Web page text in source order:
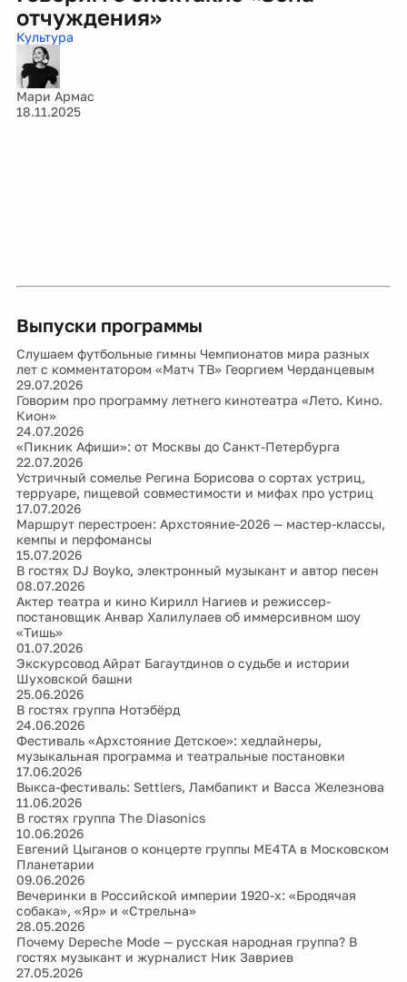
отчуждения»
Культура
Мари Армас
18.11.2025
Выпуски программы
Слушаем футбольные гимны Чемпионатов мира разных
лет с комментатором «Матч ТВ» Георгием Черданцевым
29.07.2026
Говорим про программу летнего кинотеатра «Лето. Кино.
Кион»
24.07.2026
«Пикник Афиши»: от Москвы до Санкт-Петербурга
22.07.2026
Устричный сомелье Регина Борисова о сортах устриц,
терруаре, пищевой совместимости и мифах про устриц
17.07.2026
Маршрут перестроен: Архстояние-2026 — мастер-классы,
кемпы и перфомансы
15.07.2026
В гостях DJ Boyko, электронный музыкант и автор песен
08.07.2026
Актер театра и кино Кирилл Нагиев и режиссер-
постановщик Анвар Халилулаев об иммерсивном шоу
«Тишь»
01.07.2026
Экскурсовод Айрат Багаутдинов о судьбе и истории
Шуховской башни
25.06.2026
В гостях группа Нотэбёрд
24.06.2026
Фестиваль «Архстояние Детское»: хедлайнеры,
музыкальная программа и театральные постановки
17.06.2026
Выкса-фестиваль: Settlers, Ламбапикт и Васса Железнова
11.06.2026
В гостях группа The Diasonics
10.06.2026
Евгений Цыганов о концерте группы МЕ4ТА в Московском
Планетарии
09.06.2026
Вечеринки в Российской империи 1920-х: «Бродячая
собака», «Яр» и «Стрельна»
28.05.2026
Почему Depeche Mode — русская народная группа? В
гостях музыкант и журналист Ник Завриев
27.05.2026